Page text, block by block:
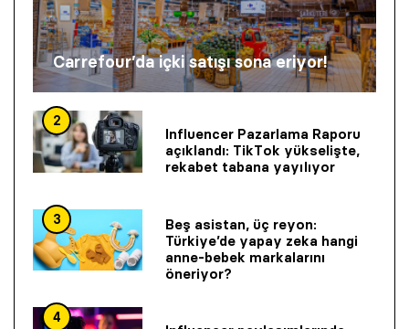
Carrefour’da içki satışı sona eriyor!
2
Influencer Pazarlama Raporu
açıklandı: TikTok yükselişte,
rekabet tabana yayılıyor
3
Beş asistan, üç reyon:
Türkiye’de yapay zeka hangi
anne-bebek markalarını
öneriyor?
4